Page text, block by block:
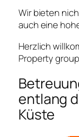
Wir bieten
auch eine
Herzlich
Property group
entlang
Küste